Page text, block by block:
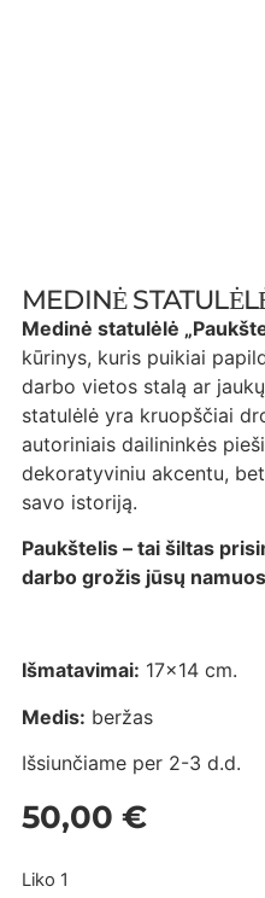
MEDINĖ
Medinė statulėlė
kūrinys, kuris puikiai
darbo vietos stalą ar
statulėlė yra kruopščiai
autoriniais dailininkės
dekoratyviniu akcentu,
savo istoriją.
Paukštelis – tai šiltas
darbo grožis jūsų
Išmatavimai: 17×14 cm.
Medis: beržas
Išsiunčiame per 2-3 d.d.
50,00 €
Liko 1